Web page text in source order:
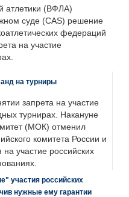
атлетики (ВФЛА)
суде (CAS) решение
федераций
на участие
на турниры
запрета на участие
турнирах. Накануне
(МОК) отменил
комитета России и
участие российских
участия российских
нужные ему гарантии